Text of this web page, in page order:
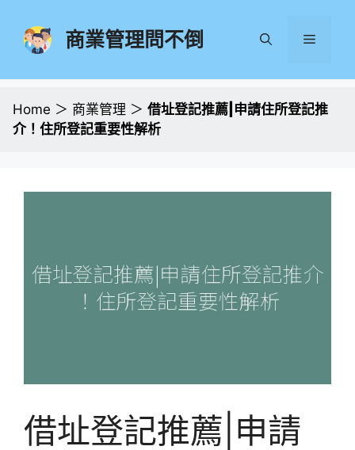
商業管理問不倒 選
Home ＞ 商業管理 ＞ 借址登記推薦|申請住所登記推
介！住所登記重要性解析
借址登記推薦|申請